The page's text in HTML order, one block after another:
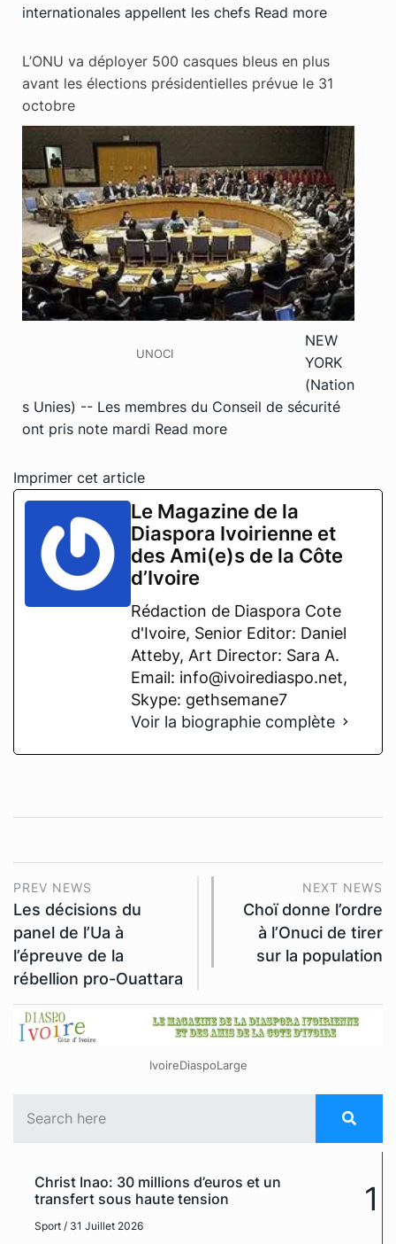
internationales appellent les chefs Read more
L’ONU va déployer 500 casques bleus en plus
avant les élections présidentielles prévue le 31
octobre
UNOCI
NEW
YORK
(Nation
s Unies) -- Les membres du Conseil de sécurité
ont pris note mardi Read more
Imprimer cet article
Le Magazine de la
Diaspora Ivoirienne et
des Ami(e)s de la Côte
d’Ivoire
Rédaction de Diaspora Cote
d'Ivoire, Senior Editor: Daniel
Atteby, Art Director: Sara A.
Email: info@ivoirediaspo.net,
Skype: gethsemane7
Voir la biographie complète
PREV NEWS
Les décisions du
panel de l’Ua à
l’épreuve de la
rébellion pro-Ouattara
NEXT NEWS
Choï donne l’ordre
à l’Onuci de tirer
sur la population
IvoireDiaspoLarge
Christ Inao: 30 millions d’euros et un
transfert sous haute tension
Sport / 31 Juillet 2026
1